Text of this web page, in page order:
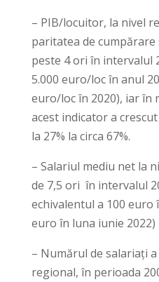
– PIB/locuitor, la nivel
paritatea de cumpărare
peste 4 ori în intervalul
5.000 euro/loc în anul
euro/loc în 2020), iar în
acest indicator a
la 27% la circa 67%.
– Salariul mediu net la
de 7,5 ori în intervalul
echivalentul a 100 euro
euro în luna iunie 2022)
– Numărul de salariați
regional, în perioada